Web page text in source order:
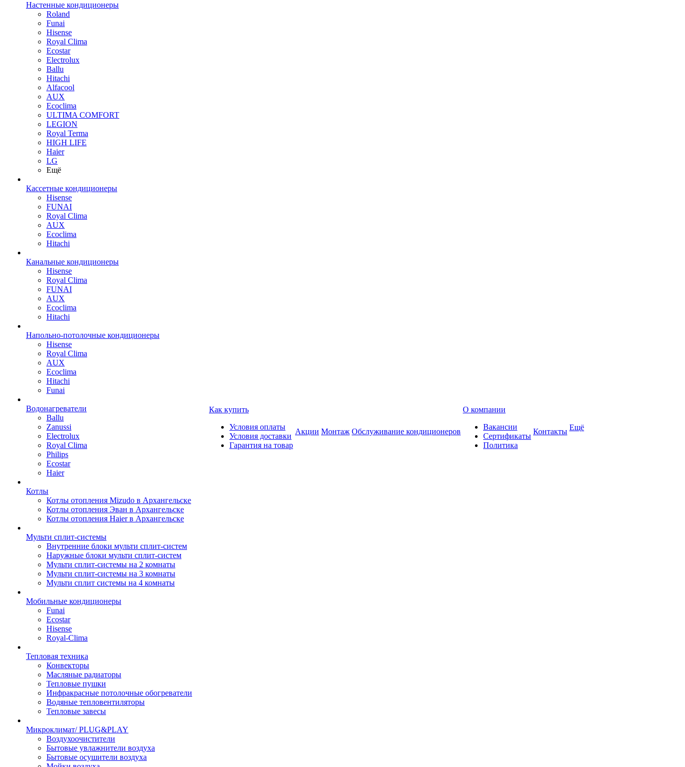
Настенные кондиционеры
Roland
Funai
Hisense
Royal Clima
Ecostar
Electrolux
Ballu
Hitachi
Alfacool
AUX
Ecoclima
ULTIMA COMFORT
LEGION
Royal Terma
HIGH LIFE
Haier
LG
Ещё
Кассетные кондиционеры
Hisense
FUNAI
Royal Clima
AUX
Ecoclima
Hitachi
Канальные кондиционеры
Hisense
Royal Clima
FUNAI
AUX
Ecoclima
Hitachi
Напольно-потолочные кондиционеры
Hisense
Royal Clima
AUX
Ecoclima
Hitachi
Funai
Водонагреватели
Ballu
Zanussi
Electrolux
Royal Clima
Philips
Ecostar
Haier
Котлы
Котлы отопления Mizudo в Архангельске
Котлы отопления Эван в Архангельске
Котлы отопления Haier в Архангельске
Мульти сплит-системы
Внутренние блоки мульти сплит-систем
Наружные блоки мульти сплит-систем
Мульти сплит-системы на 2 комнаты
Мульти сплит-системы на 3 комнаты
Мульти сплит системы на 4 комнаты
Мобильные кондиционеры
Funai
Ecostar
Hisense
Royal-Clima
Тепловая техника
Конвекторы
Масляные радиаторы
Тепловые пушки
Инфракрасные потолочные обогреватели
Водяные тепловентиляторы
Тепловые завесы
Микроклимат/ PLUG&PLAY
Воздухоочистители
Бытовые увлажнители воздуха
Бытовые осушители воздуха
Как купить
Условия оплаты
Условия доставки
Гарантия на товар
Акции Монтаж Обслуживание кондиционеров
О компании
Вакансии
Сертификаты
Политика
Контакты Ещё